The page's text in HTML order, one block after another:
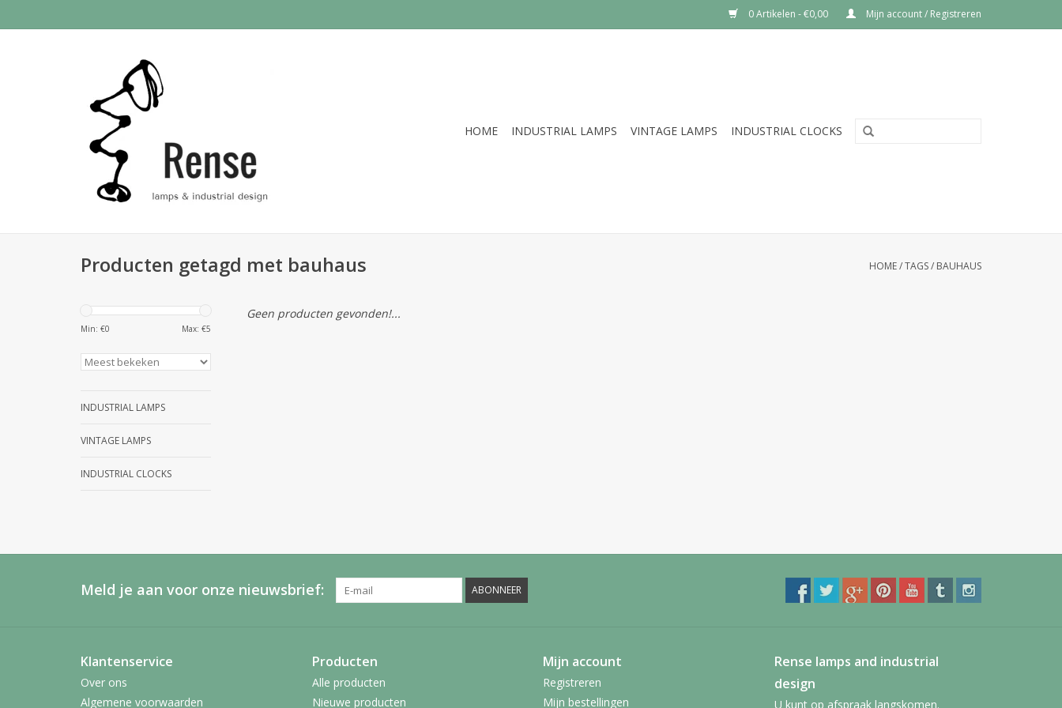
0 Artikelen - €0,00 Mijn account / Registreren
HOME INDUSTRIAL LAMPS VINTAGE LAMPS INDUSTRIAL CLOCKS
Producten getagd met bauhaus HOME/TAGS/ BAUHAUS
Min: €0 Max: €5
INDUSTRIAL LAMPS
VINTAGE LAMPS
INDUSTRIAL CLOCKS
Geen producten gevonden!...
Meld je aan voor onze nieuwsbrief: ABONNEER
Klantenservice
Over ons
Algemene voorwaarden
Producten
Alle producten
Nieuwe producten
Mijn account
Registreren
Mijn bestellingen
Rense lamps and industrial
design
U kunt op afspraak langskomen.